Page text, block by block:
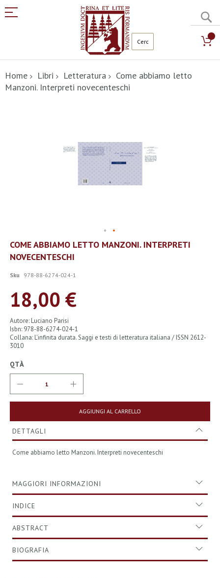
al
contenuto
Home Libri Letteratura
Come abbiamo letto
Manzoni. Interpreti novecenteschi
Vai
all'inizio
della
di
COME ABBIAMO LETTO MANZONI. INTERPRETI
NOVECENTESCHI
Sku 978-88-6274-024-1
18,00 €
Autore: Luciano Parisi
Isbn: 978-88-6274-024-1
Collana: L'infinita durata. Saggi e testi di letteratura italiana / ISSN 2612-
3010
QTÀ
AGGIUNGI AL CARRELLO
DETTAGLI
Come abbiamo letto Manzoni. Interpreti novecenteschi
MAGGIORI INFORMAZIONI
INDICE
ABSTRACT
BIOGRAFIA